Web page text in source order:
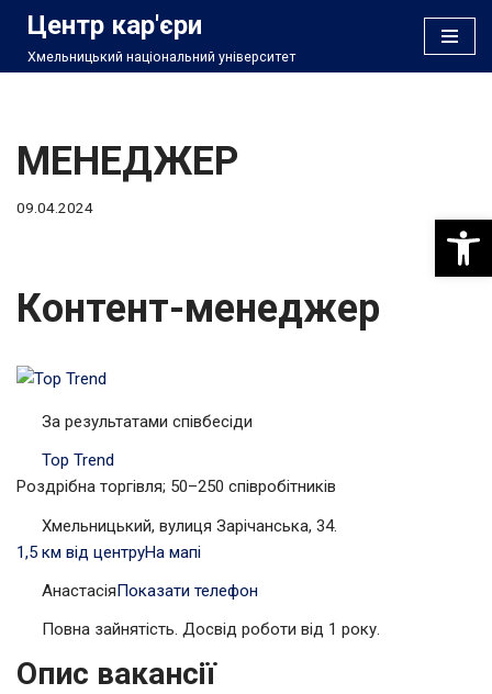
Перейти
Центр кар'єри
Хмельницький національний університет
МЕНЕДЖЕР
09.04.2024
Контент-менеджер
За результатами співбесіди
Top Trend
Роздрібна торгівля; 50–250 співробітників
Хмельницький, вулиця Зарічанська, 34.
1,5 км від центруНа мапі
АнастасіяПоказати телефон
Повна зайнятість. Досвід роботи від 1 року.
Опис вакансії